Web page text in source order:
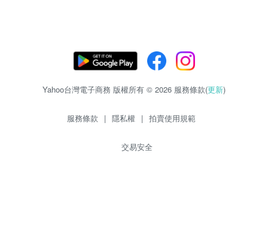
Yahoo台灣電子商務 版權所有 © 2026 服務條款(更新)
服務條款 | 隱私權 | 拍賣使用規範
交易安全